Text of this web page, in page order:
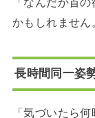
かもしれません
長時間同一姿
「気づいたら